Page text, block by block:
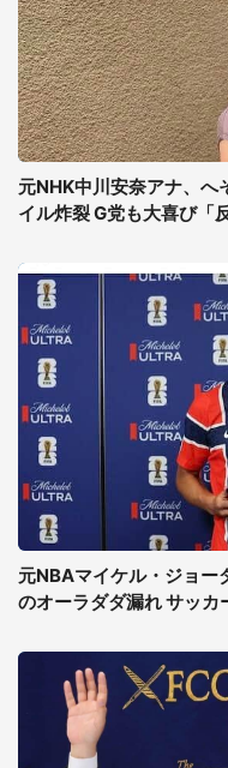
元NHK中川安奈アナ、へ
イル炸裂 G党も大喜び「
元NBAマイケル・ジョ
のオーラダダ漏れ サッカ